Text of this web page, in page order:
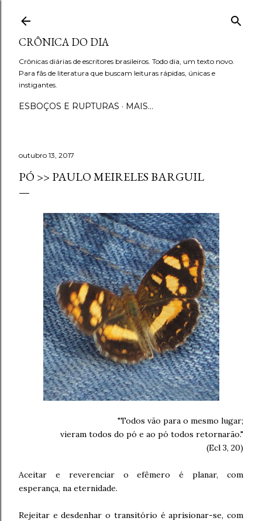
CRÔNICA DO DIA
Crônicas diárias de escritores brasileiros. Todo dia, um texto novo.
Para fãs de literatura que buscam leituras rápidas, únicas e
instigantes.
ESBOÇOS E RUPTURAS MAIS…
outubro 13, 2017
PÓ >> PAULO MEIRELES BARGUIL
"Todos vão para o mesmo lugar;
vieram todos do pó e ao pó todos retornarão."
(Ecl 3, 20)
Aceitar e reverenciar o efêmero é planar, com
esperança, na eternidade.
Rejeitar e desdenhar o transitório é aprisionar-se, com